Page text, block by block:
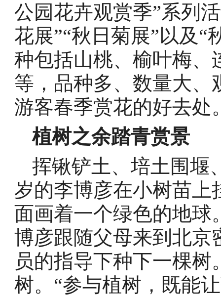
公园花卉观赏季”系列
花展”“秋日菊展”以及“
种包括山桃、榆叶梅、
等，品种多、数量大、
游客春季赏花的好去处
植树之余踏青赏景
挥锹铲土、培土围堰
岁的李博彦在小树苗上
面画着一个绿色的地球
博彦跟随父母来到北京
员的指导下种下一棵
树。“参与植树，既能